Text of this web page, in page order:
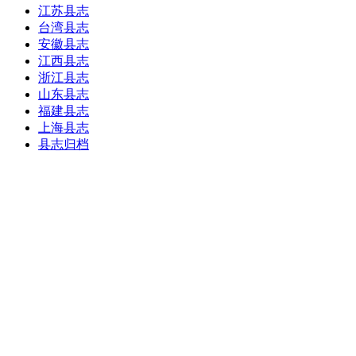
江苏县志
台湾县志
安徽县志
江西县志
浙江县志
山东县志
福建县志
上海县志
县志归档